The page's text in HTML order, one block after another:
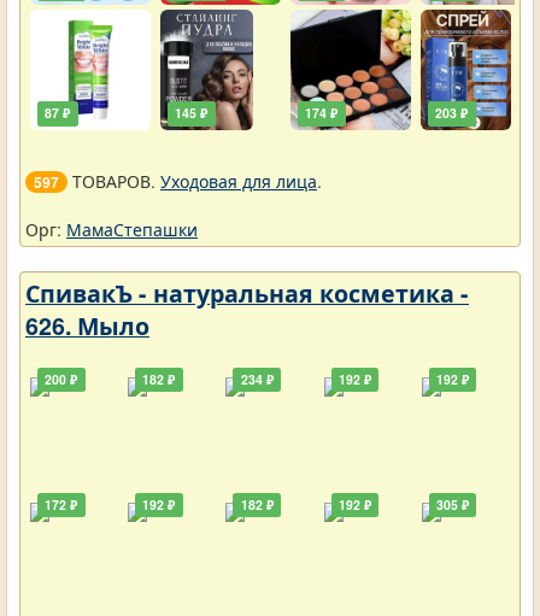
87 ₽ 145 ₽ 174 ₽ 203 ₽
597 ТОВАРОВ. Уходовая для лица.
Орг: МамаСтепашки
СпивакЪ - натуральная косметика -
626. Мыло
200 ₽
172 ₽
182 ₽
192 ₽
234 ₽
182 ₽
192 ₽
192 ₽
192 ₽
305 ₽